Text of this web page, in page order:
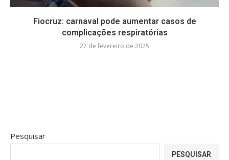
Fiocruz: carnaval pode aumentar casos de
complicações respiratórias
27 de fevereiro de 2025
Pesquisar
PESQUISAR